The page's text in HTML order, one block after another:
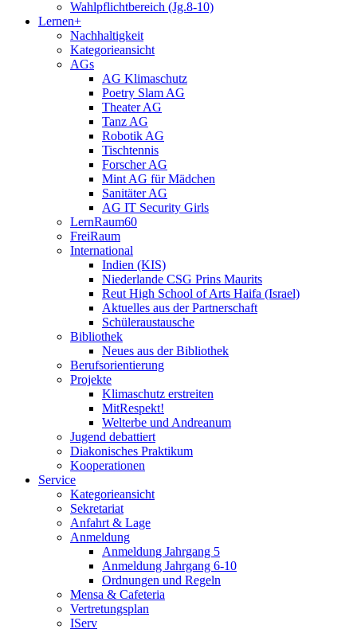
Wahlpflichtbereich (Jg.8-10)
Lernen+
Nachhaltigkeit
Kategorieansicht
AGs
AG Klimaschutz
Poetry Slam AG
Theater AG
Tanz AG
Robotik AG
Tischtennis
Forscher AG
Mint AG für Mädchen
Sanitäter AG
AG IT Security Girls
LernRaum60
FreiRaum
International
Indien (KIS)
Niederlande CSG Prins Maurits
Reut High School of Arts Haifa (Israel)
Aktuelles aus der Partnerschaft
Schüleraustausche
Bibliothek
Neues aus der Bibliothek
Berufsorientierung
Projekte
Klimaschutz erstreiten
MitRespekt!
Welterbe und Andreanum
Jugend debattiert
Diakonisches Praktikum
Kooperationen
Service
Kategorieansicht
Sekretariat
Anfahrt & Lage
Anmeldung
Anmeldung Jahrgang 5
Anmeldung Jahrgang 6-10
Ordnungen und Regeln
Mensa & Cafeteria
Vertretungsplan
IServ